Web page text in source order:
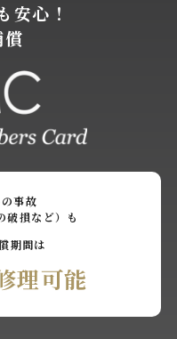
安心！
事故
破損など）も
期間は
理可能